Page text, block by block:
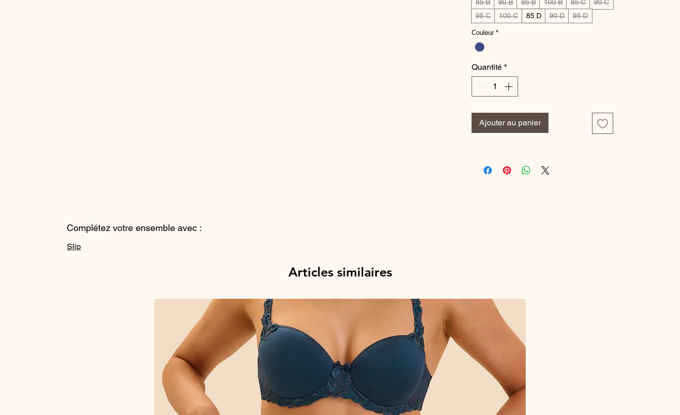
haute qualité, ce soutien-gorge allie style et
douceur pour sublimer votre silhouette
sans renoncer au bien-être. Ajoutez une
touche de sophistication à votre tiroir à
lingerie avec ce magnifique soutien-gorge
Composition :
Fabric 1: 73% Polyamide, 27% Elastane
85 B 90 B 95 B 100 B 85 C
90 C
95 C
100 C 85 D 90 D 95 D
Couleur *
Quantité *
Ajouter au panier
Complétez votre ensemble avec :
Slip
Articles similaires